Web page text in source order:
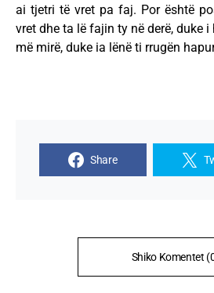
ai tjetri të vret pa faj. Por është
vret dhe ta lë fajin ty në derë, duke i
më mirë, duke ia lënë ti rrugën
Share
Shiko Komentet